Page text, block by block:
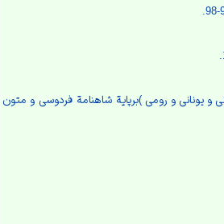
و یونانی و رومی )برپایة شاهنامة فردوسی و متون